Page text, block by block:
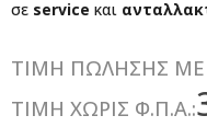
σε service και
ΤΙΜΗ ΠΩΛΗΣΗΣ ΜΕ
ΤΙΜΗ ΧΩΡΙΣ Φ.Π.Α.: